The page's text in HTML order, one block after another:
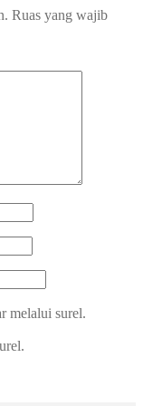
Ruas yang wajib
melalui surel.